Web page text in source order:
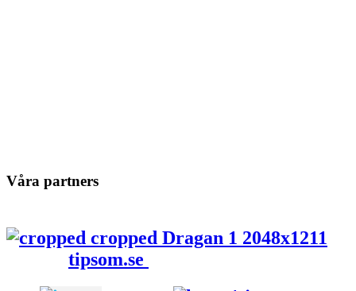
Våra partners
tipsom.se